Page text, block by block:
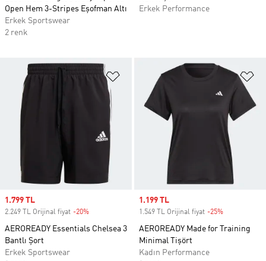
Open Hem 3-Stripes Eşofman Altı
Erkek Sportswear
2 renk
Erkek Performance
Favori Listesine Ekle
Sale price
1.799 TL
2.249 TL Orijinal fiyat -20%
AEROREADY Essentials Chelsea 3
Bantlı Şort
Erkek Sportswear
Sale price
1.199 TL
1.549 TL Orijinal fiyat -25%
AEROREADY Made for Training
Minimal Tişört
Kadın Performance